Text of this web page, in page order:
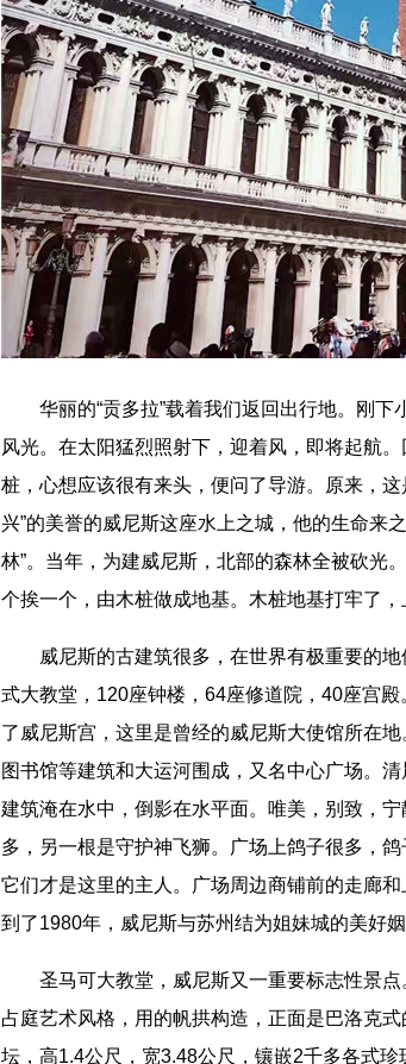
华丽的“贡多拉”载着我们返回出行地。刚下
风光。在太阳猛烈照射下，迎着风，即将起航
桩，心想应该很有来头，便问了导游。原来，
兴”的美誉的威尼斯这座水上之城，他的生命来
林”。当年，为建威尼斯，北部的森林全被砍光
个挨一个，由木桩做成地基。木桩地基打牢了
威尼斯的古建筑很多，在世界有极重要的地
式大教堂，120座钟楼，64座修道院，40座宫
了威尼斯宫，这里是曾经的威尼斯大使馆所在
图书馆等建筑和大运河围成，又名中心广场。
建筑淹在水中，倒影在水平面。唯美，别致，
多，另一根是守护神飞狮。广场上鸽子很多，
它们才是这里的主人。广场周边商铺前的走廊
到了1980年，威尼斯与苏州结为姐妹城的美好姻
圣马可大教堂，威尼斯又一重要标志性景点
占庭艺术风格，用的帆拱构造，正面是巴洛克
坛，高1.4公尺，宽3.48公尺，镶嵌2千多各式